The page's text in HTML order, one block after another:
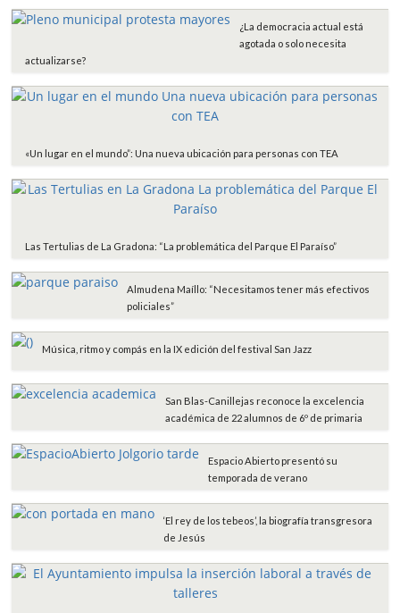
o
r
p
p
t
¿La democracia actual está
agotada o solo necesita
actualizarse?
«Un lugar en el mundo”: Una nueva ubicación para personas con TEA
Las Tertulias de La Gradona: “La problemática del Parque El Paraíso”
Almudena Maíllo: “Necesitamos tener más efectivos
policiales”
Música, ritmo y compás en la IX edición del festival San Jazz
San Blas-Canillejas reconoce la excelencia
académica de 22 alumnos de 6º de primaria
Espacio Abierto presentó su
temporada de verano
‘El rey de los tebeos’, la biografía transgresora
de Jesús